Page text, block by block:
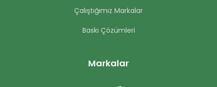
Çalıştığımız Markalar
Baskı Çözümleri
Markalar